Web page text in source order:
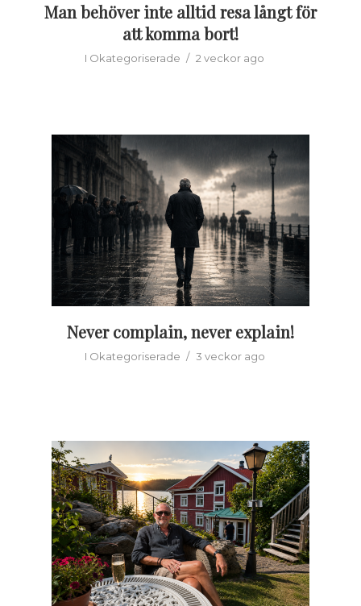
Man behöver inte alltid resa långt för
att komma bort!
I Okategoriserade 2 veckor ago
Never complain, never explain!
I Okategoriserade 3 veckor ago